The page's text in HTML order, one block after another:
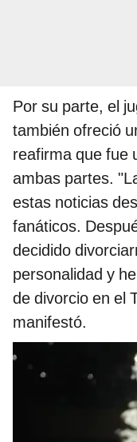
Por su parte, el
también ofreció
reafirma que fue
ambas partes.
estas noticias
fanáticos.
decidido
personalidad y
de divorcio en el
manifestó.